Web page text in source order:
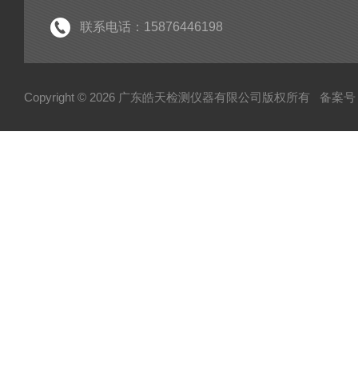
联系电话：15876446198
Copyright © 2026 广东皓天检测仪器有限公司版权所有 备案号